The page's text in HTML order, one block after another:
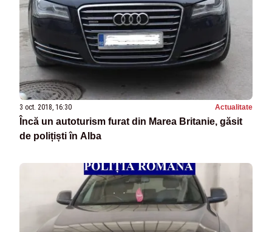
3 oct. 2018, 16:30 Actualitate
Încă un autoturism furat din Marea Britanie, găsit
de polițiști în Alba